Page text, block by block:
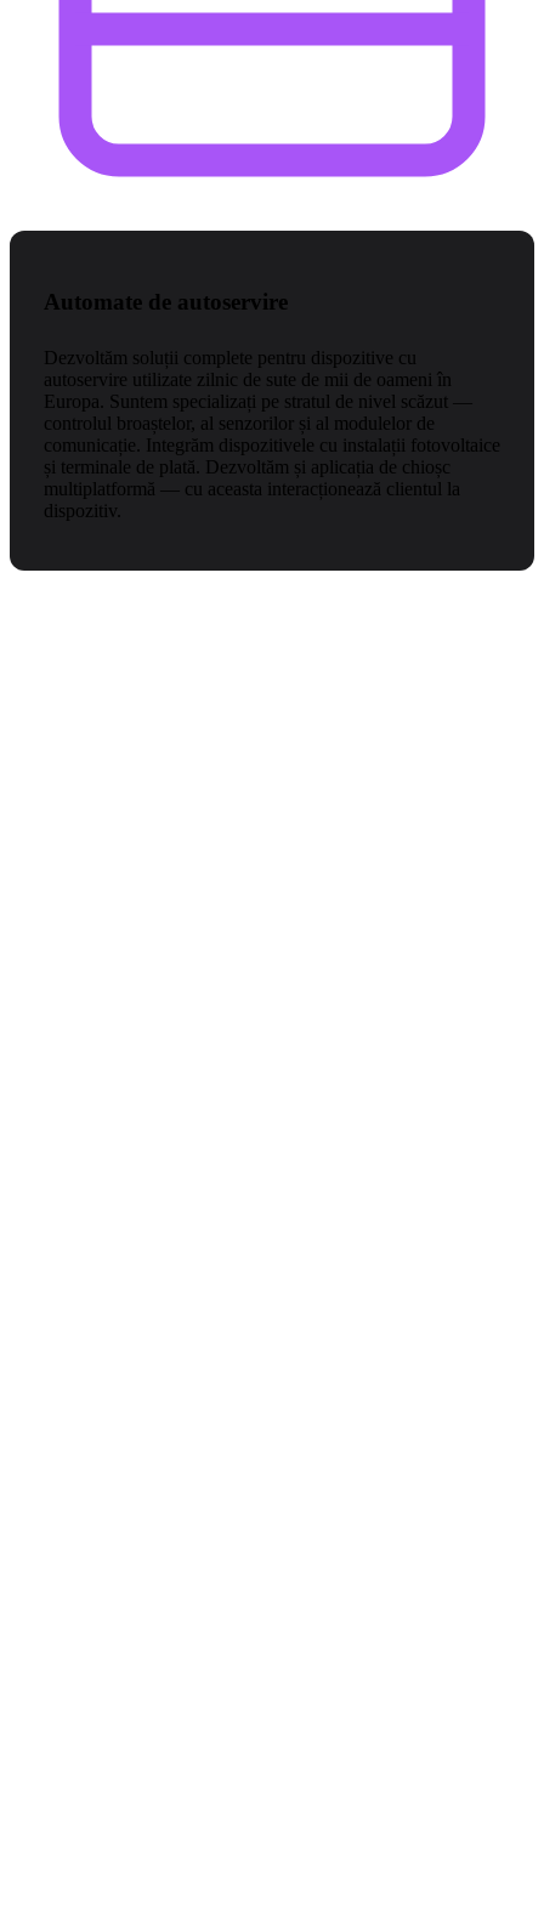
Automate de autoservire
Dezvoltăm soluții complete pentru dispozitive cu
autoservire utilizate zilnic de sute de mii de oameni în
Europa. Suntem specializați pe stratul de nivel scăzut —
controlul broaștelor, al senzorilor și al modulelor de
comunicație. Integrăm dispozitivele cu instalații fotovoltaice
și terminale de plată. Dezvoltăm și aplicația de chioșc
multiplatformă — cu aceasta interacționează clientul la
dispozitiv.